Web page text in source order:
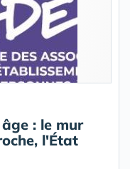
: le mur
l'État